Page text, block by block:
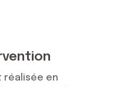
réalisée en